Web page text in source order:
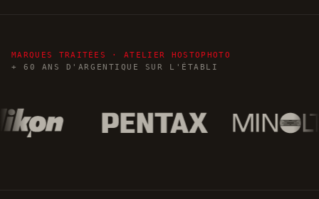
MARQUES TRAITÉES · ATELIER HOSTOPHOTO
+ 60 ANS D'ARGENTIQUE SUR L'ÉTABLI